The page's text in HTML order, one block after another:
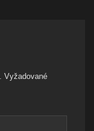
Vyžadované